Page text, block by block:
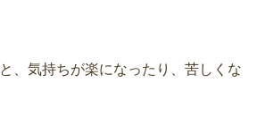
、気持ちが楽になったり、苦しくな